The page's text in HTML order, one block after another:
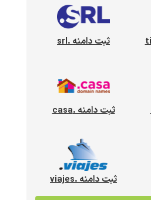
ثبت دامنه .srl
ثبت دامنه .casa
ثبت دامنه .viajes